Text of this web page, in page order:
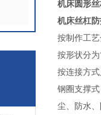
机床圆形
机床丝杠
按制作工
按形状分
按连接方
钢圈支撑
尘、防水